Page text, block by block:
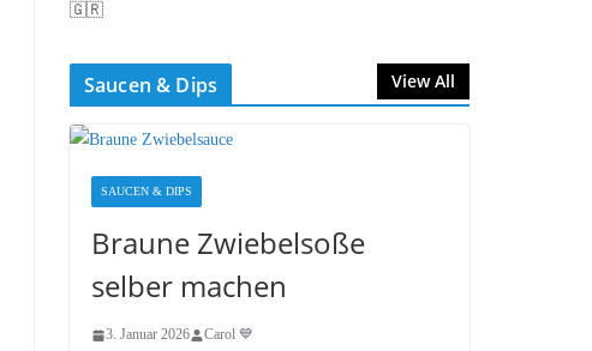
🇬🇷
Saucen & Dips View All
SAUCEN & DIPS
Braune Zwiebelsoße
selber machen
3. Januar 2026 Carol 💙